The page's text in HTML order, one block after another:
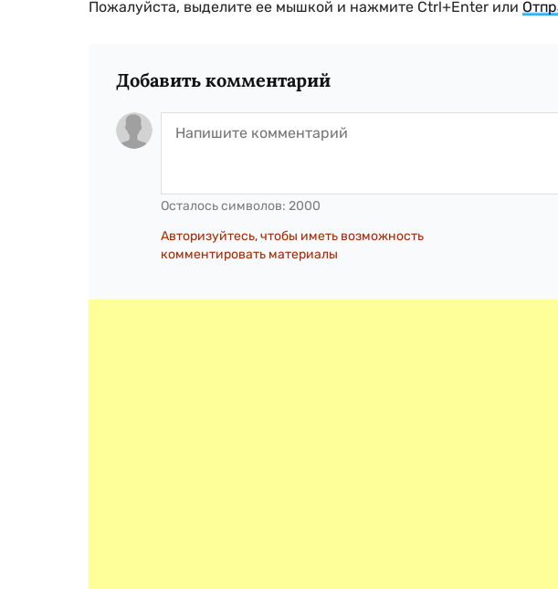
Пожалуйста, выделите ее мышкой и нажмите Ctrl+Enter или
Добавить комментарий
Осталось символов: 2000
Авторизуйтесь, чтобы иметь возможность
комментировать материалы